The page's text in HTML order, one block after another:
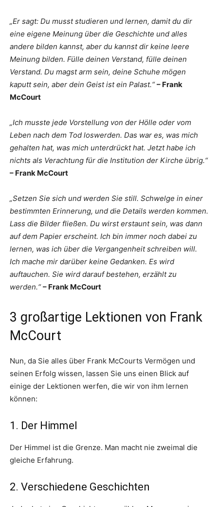
„Er sagt: Du musst studieren und lernen, damit du dir
eine eigene Meinung über die Geschichte und alles
andere bilden kannst, aber du kannst dir keine leere
Meinung bilden. Fülle deinen Verstand, fülle deinen
Verstand. Du magst arm sein, deine Schuhe mögen
kaputt sein, aber dein Geist ist ein Palast.“– Frank
McCourt
„Ich musste jede Vorstellung von der Hölle oder vom
Leben nach dem Tod loswerden. Das war es, was mich
gehalten hat, was mich unterdrückt hat. Jetzt habe ich
nichts als Verachtung für die Institution der Kirche übrig.“
– Frank McCourt
„Setzen Sie sich und werden Sie still. Schwelge in einer
bestimmten Erinnerung, und die Details werden kommen.
Lass die Bilder fließen. Du wirst erstaunt sein, was dann
auf dem Papier erscheint. Ich bin immer noch dabei zu
lernen, was ich über die Vergangenheit schreiben will.
Ich mache mir darüber keine Gedanken. Es wird
auftauchen. Sie wird darauf bestehen, erzählt zu
werden.“– Frank McCourt
3 großartige Lektionen von Frank
McCourt
Nun, da Sie alles über Frank McCourts Vermögen und
seinen Erfolg wissen, lassen Sie uns einen Blick auf
einige der Lektionen werfen, die wir von ihm lernen
können:
1. Der Himmel
Der Himmel ist die Grenze. Man macht nie zweimal die
gleiche Erfahrung.
2. Verschiedene Geschichten